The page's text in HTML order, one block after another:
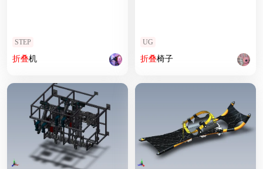
STEP
折叠机
UG
折叠椅子